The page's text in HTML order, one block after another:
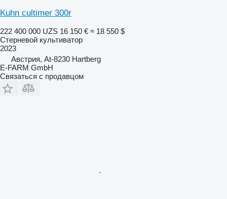
Kuhn cultimer 300r
222 400 000 UZS 16 150 € ≈ 18 550 $
Стерневой культиватор
2023
Австрия, At-8230 Hartberg
E-FARM GmbH
Связаться с продавцом